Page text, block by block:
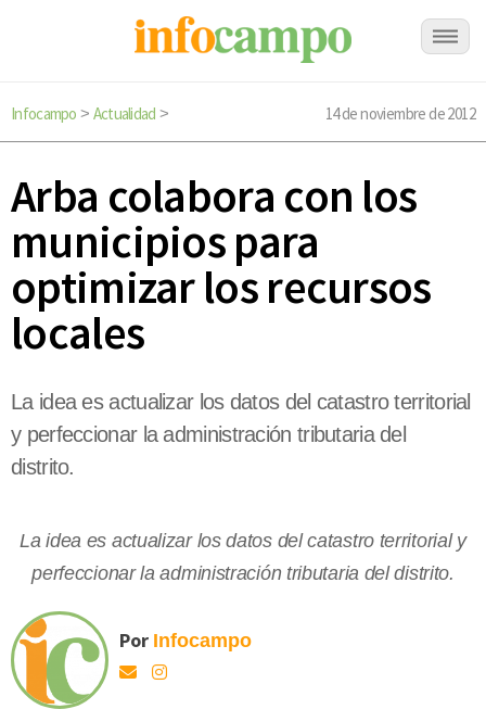
Infocampo > Actualidad > 14 de noviembre de 2012
Arba colabora con los
municipios para
optimizar los recursos
locales
La idea es actualizar los datos del catastro territorial
y perfeccionar la administración tributaria del
distrito.
La idea es actualizar los datos del catastro territorial y
perfeccionar la administración tributaria del distrito.
Por Infocampo